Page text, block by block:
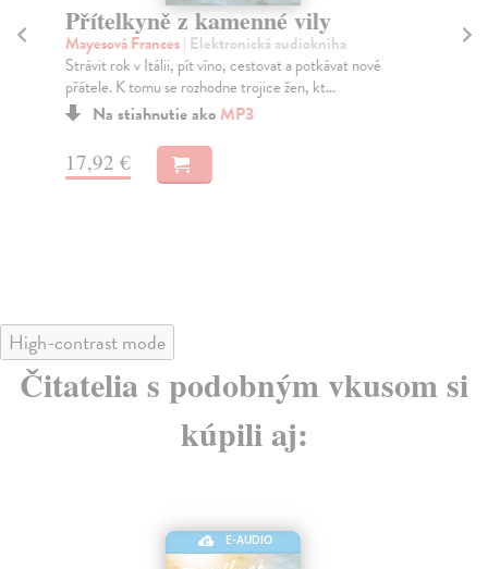
Přítelkyně z kamenné vily
Mayesová Frances| Elektronická audiokniha
Strávit rok v Itálii, pít víno, cestovat a potkávat nové
přátele. K tomu se rozhodne trojice žen, kt...
Na stiahnutie akoMP3
17,92 €
High-contrast mode
Čitatelia s podobným vkusom si
kúpili aj:
E-AUDIO